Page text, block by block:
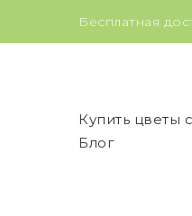
Бесплатная
Купить цветы
Блог